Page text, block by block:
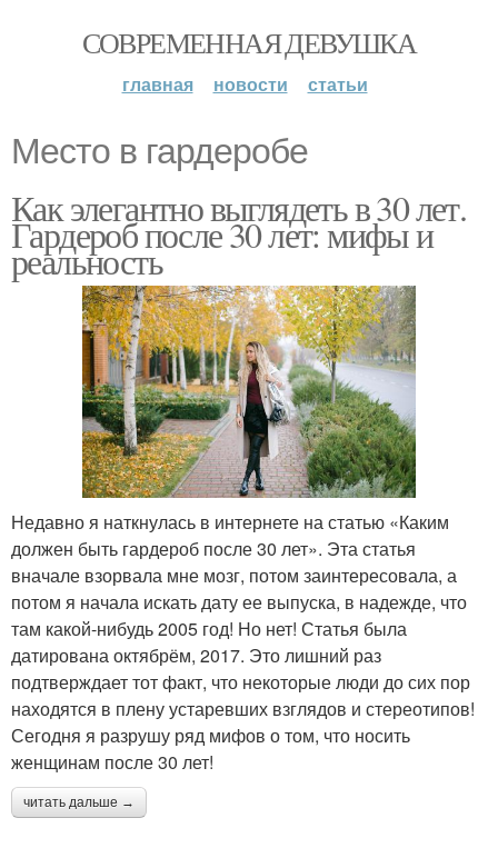
СОВРЕМЕННАЯ ДЕВУШКА
главная новости статьи
Место в гардеробе
Как элегантно выглядеть в 30 лет.
Гардероб после 30 лет: мифы и
реальность
Недавно я наткнулась в интернете на статью «Каким
должен быть гардероб после 30 лет». Эта статья
вначале взорвала мне мозг, потом заинтересовала, а
потом я начала искать дату ее выпуска, в надежде, что
там какой-нибудь 2005 год! Но нет! Статья была
датирована октябрём, 2017. Это лишний раз
подтверждает тот факт, что некоторые люди до сих пор
находятся в плену устаревших взглядов и стереотипов!
Сегодня я разрушу ряд мифов о том, что носить
женщинам после 30 лет!
читать дальше →